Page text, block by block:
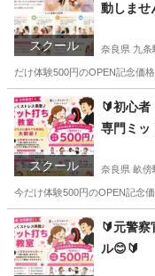
スクール
動しませ
奈良県 九条
だけ体験500円のOPEN記念価
奈良 奈良市 九条駅
スクール
🔰初心
専門ミッ
奈良県 畝傍
今だけ体験500円のOPEN記念
奈良 橿原市 畝傍駅
🔰元警察
ル😊🔰